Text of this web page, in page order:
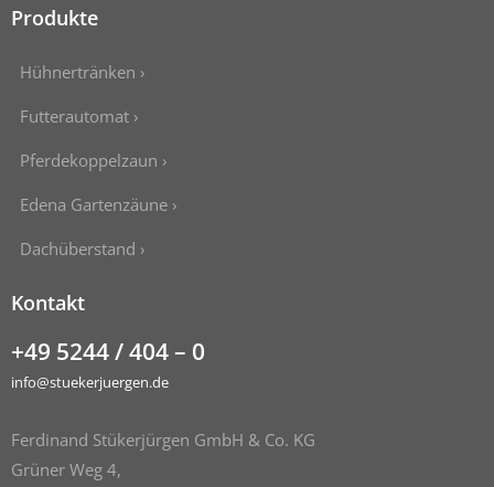
Produkte
Hühnertränken ›
Futterautomat ›
Pferdekoppelzaun ›
Edena Gartenzäune ›
Dachüberstand ›
Kontakt
+49 5244 / 404 – 0
info@stuekerjuergen.de
Ferdinand Stükerjürgen GmbH & Co. KG
Grüner Weg 4,